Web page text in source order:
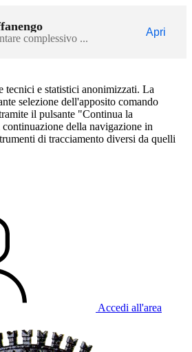
complessivo ...
Apri
tecnici e statistici anonimizzati. La
selezione dell'apposito comando
il pulsante "Continua la
della navigazione in
di tracciamento diversi da quelli
Accedi all'area